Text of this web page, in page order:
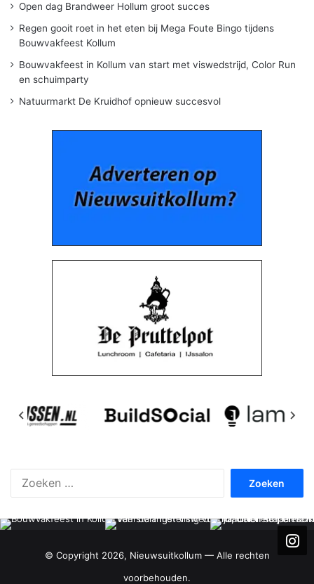
Open dag Brandweer Hollum groot succes
Regen gooit roet in het eten bij Mega Foute Bingo tijdens
Bouwvakfeest Kollum
Bouwvakfeest in Kollum van start met viswedstrijd, Color Run
en schuimparty
Natuurmarkt De Kruidhof opnieuw succesvol
© Copyright 2026, Nieuwsuitkollum — Alle rechten
voorbehouden.